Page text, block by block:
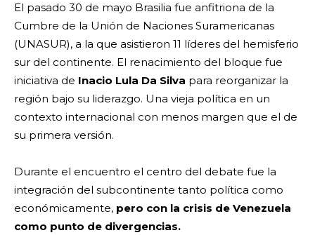
El pasado 30 de mayo Brasilia fue anfitriona de la
Cumbre de la Unión de Naciones Suramericanas
(UNASUR), a la que asistieron 11 líderes del hemisferio
sur del continente. El renacimiento del bloque fue
iniciativa de Inacio Lula Da Silva para reorganizar la
región bajo su liderazgo. Una vieja política en un
contexto internacional con menos margen que el de
su primera versión.
Durante el encuentro el centro del debate fue la
integración del subcontinente tanto política como
económicamente, pero con la crisis de Venezuela
como punto de divergencias.